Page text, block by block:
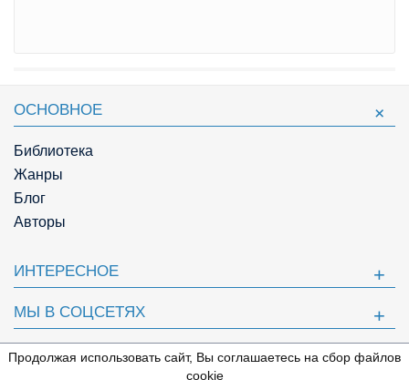
⇩
ОСНОВНОЕ
Библиотека
Жанры
Блог
Авторы
ИНТЕРЕСНОЕ
МЫ В СОЦСЕТЯХ
ПОЛЕЗНОЕ
Продолжая использовать сайт, Вы соглашаетесь на сбор файлов
cookie